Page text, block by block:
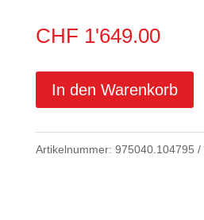
CHF 1'649.00
In den Warenkorb
Artikelnummer: 975040.104795